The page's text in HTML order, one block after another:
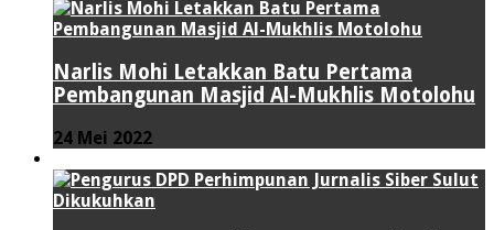
Narlis Mohi Letakkan Batu Pertama
Pembangunan Masjid Al-Mukhlis Motolohu
24 Mei 2022